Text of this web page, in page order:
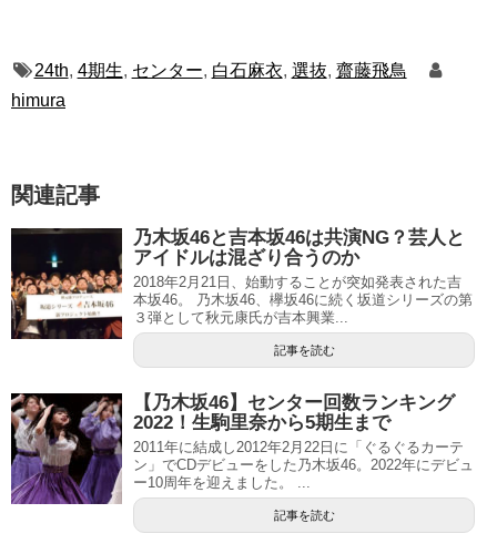
24th, 4期生, センター, 白石麻衣, 選抜, 齋藤飛鳥
himura
関連記事
乃木坂46と吉本坂46は共演NG？芸人と
アイドルは混ざり合うのか
2018年2月21日、始動することが突如発表された吉
本坂46。 乃木坂46、欅坂46に続く坂道シリーズの第
３弾として秋元康氏が吉本興業...
記事を読む
【乃木坂46】センター回数ランキング
2022！生駒里奈から5期生まで
2011年に結成し2012年2月22日に「ぐるぐるカーテ
ン」でCDデビューをした乃木坂46。2022年にデビュ
ー10周年を迎えました。 ...
記事を読む